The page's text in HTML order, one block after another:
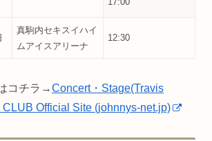
真駒内セキスイハイ
ムアイスアリーナ
12:30
コチラ→Concert・Stage(Travis
CLUB Official Site (johnnys-net.jp)